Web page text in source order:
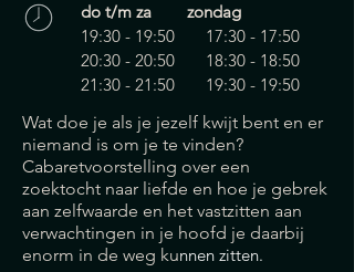
do t/m za zondag
19:30 - 19:50 17:30 - 17:50
20:30 - 20:50 18:30 - 18:50
21:30 - 21:50 19:30 - 19:50
Wat doe je als je jezelf kwijt bent en er
niemand is om je te vinden?
Cabaretvoorstelling over een
zoektocht naar liefde en hoe je gebrek
aan zelfwaarde en het vastzitten aan
verwachtingen in je hoofd je daarbij
enorm in de weg kunnen zitten.